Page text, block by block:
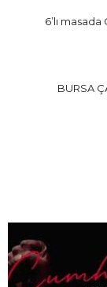
6’lı
BURSA